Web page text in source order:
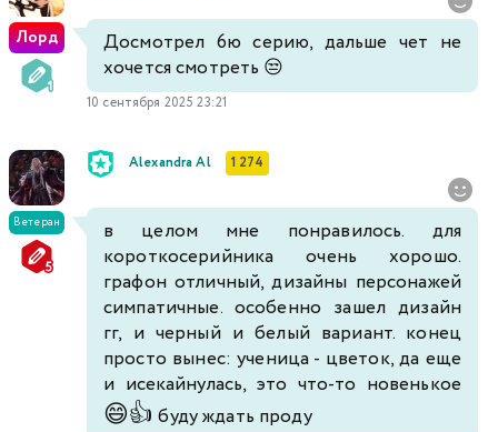
Лорд
Досмотрел 6ю серию, дальше чет не
хочется смотреть 😒
10 сентября 2025 23:21
Ветеран
Alexandra Al 1 274
в целом мне понравилось. для
короткосерийника очень хорошо.
графон отличный, дизайны персонажей
симпатичные. особенно зашел дизайн
гг, и черный и белый вариант. конец
просто вынес: ученица - цветок, да еще
и исекайнулась, это что-то новенькое
😄👍 буду ждать проду